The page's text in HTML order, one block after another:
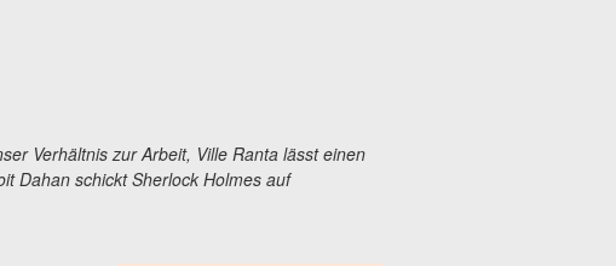
Verhältnis zur Arbeit, Ville Ranta lässt einen
Dahan schickt Sherlock Holmes auf